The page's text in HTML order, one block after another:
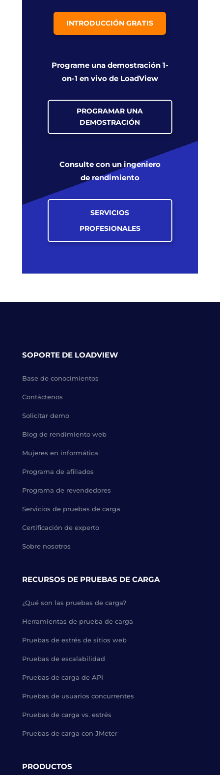
INTRODUCCIÓN GRATIS
Programe una demostración 1-
on-1 en vivo de LoadView
PROGRAMAR UNA
DEMOSTRACIÓN
Consulte con un ingeniero
de rendimiento
SERVICIOS
PROFESIONALES
SOPORTE DE LOADVIEW
Base de conocimientos
Contáctenos
Solicitar demo
Blog de rendimiento web
Mujeres en informática
Programa de afiliados
Programa de revendedores
Servicios de pruebas de carga
Certificación de experto
Sobre nosotros
RECURSOS DE PRUEBAS DE CARGA
¿Qué son las pruebas de carga?
Herramientas de prueba de carga
Pruebas de estrés de sitios web
Pruebas de escalabilidad
Pruebas de carga de API
Pruebas de usuarios concurrentes
Pruebas de carga vs. estrés
Pruebas de carga con JMeter
PRODUCTOS